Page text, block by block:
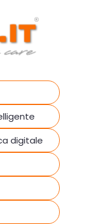
digitale